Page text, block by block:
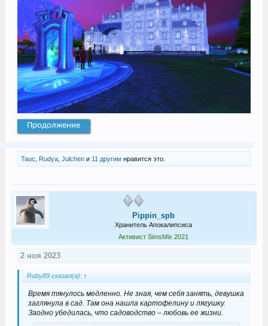
Продолжение
Tauc Rudya, Julchenи 11 другим нравится это.
Pippin_spb
Хранитель Апокалипсиса
Активист SimsMix 2021
2 ноя 2023
Ruby89 сказал(а): ↑
Время тянулось медленно. Не зная, чем себя занять, девушка
заглянула в сад. Там она нашла картофелину и лягушку.
Заодно убедилась, что садоводство – любовь ее жизни.